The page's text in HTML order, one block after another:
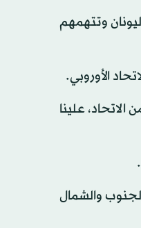
8 عسكريين أتراك لجأوا إلى اليونان وتتهمهم
الأوروبي.
علينا
والشمال